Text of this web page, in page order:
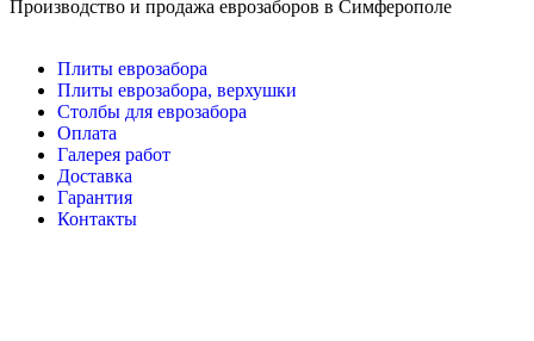
Производство и продажа еврозаборов в Симферополе
Плиты еврозабора
Плиты еврозабора, верхушки
Столбы для еврозабора
Оплата
Галерея работ
Доставка
Гарантия
Контакты